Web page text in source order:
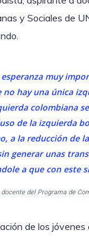
y Sociales de
muy
hay una única
colombiana
de la izquierda
a la reducción de
generar unas
a que con este
del Programa de
de los